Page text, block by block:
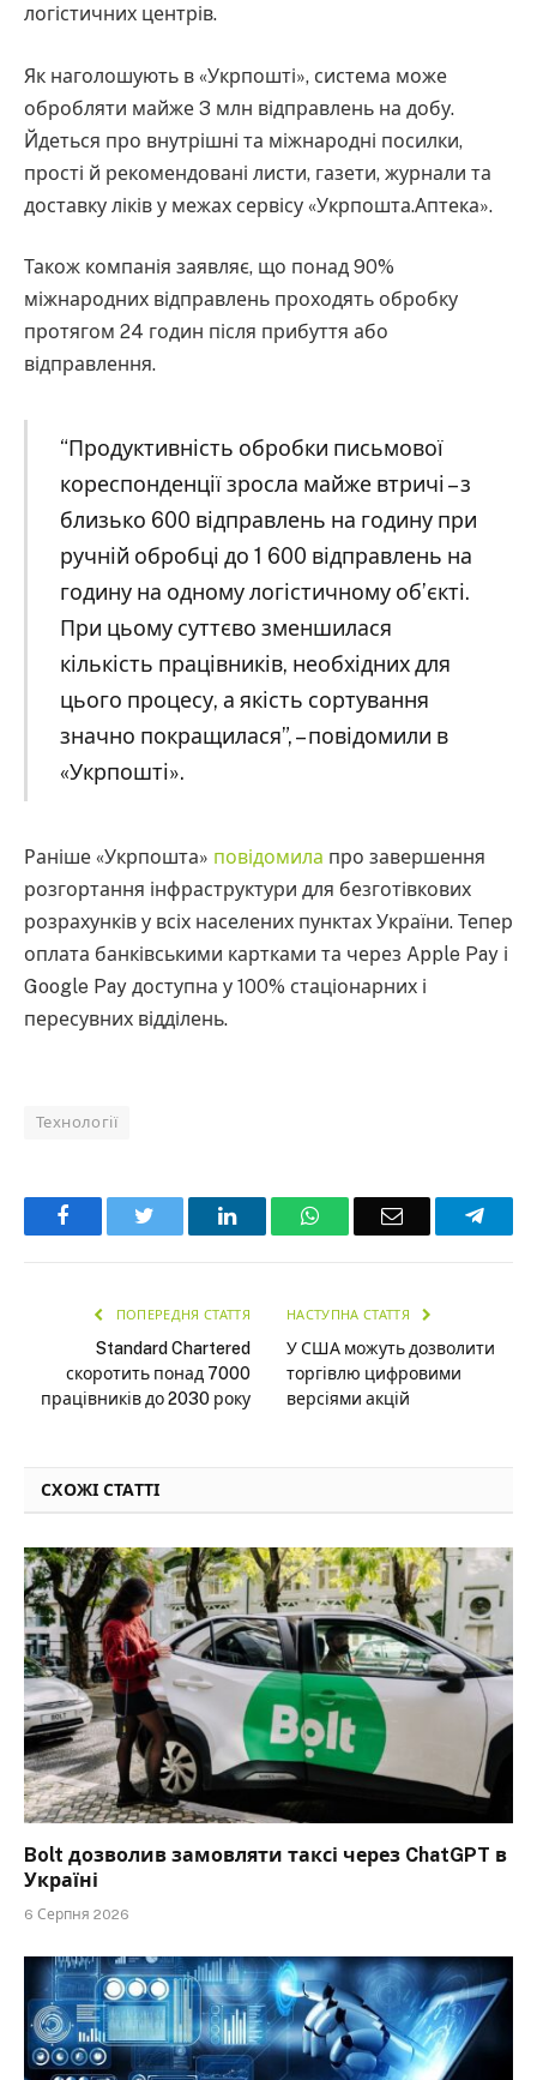
логістичних центрів.
Як наголошують в «Укрпошті», система може
обробляти майже 3 млн відправлень на добу.
Йдеться про внутрішні та міжнародні посилки,
прості й рекомендовані листи, газети, журнали та
доставку ліків у межах сервісу «Укрпошта.Аптека».
Також компанія заявляє, що понад 90%
міжнародних відправлень проходять обробку
протягом 24 годин після прибуття або
відправлення.
“Продуктивність обробки письмової
кореспонденції зросла майже втричі – з
близько 600 відправлень на годину при
ручній обробці до 1 600 відправлень на
годину на одному логістичному об’єкті.
При цьому суттєво зменшилася
кількість працівників, необхідних для
цього процесу, а якість сортування
значно покращилася”, – повідомили в
«Укрпошті».
Раніше «Укрпошта» повідомила про завершення
розгортання інфраструктури для безготівкових
розрахунків у всіх населених пунктах України. Тепер
оплата банківськими картками та через Apple Pay і
Google Pay доступна у 100% стаціонарних і
пересувних відділень.
Технології
Facebook LinkedInWhatsAppEmail
ПОПЕРЕДНЯ СТАТТЯ
Standard Chartered
скоротить понад 7000
працівників до 2030 року
НАСТУПНА СТАТТЯ
У США можуть дозволити
торгівлю цифровими
версіями акцій
СХОЖІ СТАТТІ
Bolt дозволив замовляти таксі через ChatGPT в
Україні
6 Серпня 2026